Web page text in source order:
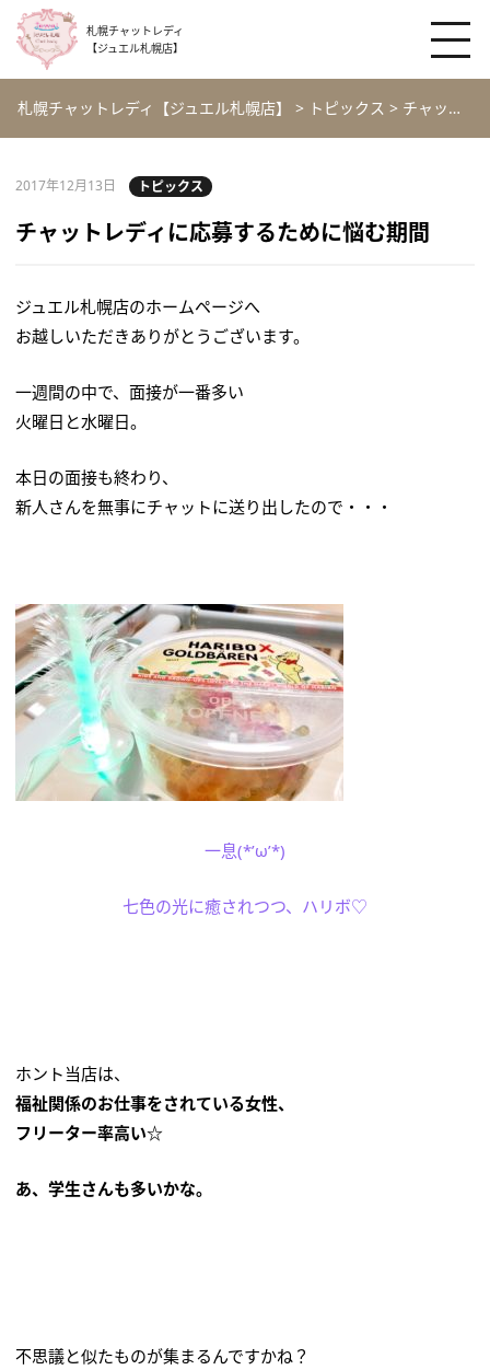
札幌チャットレディ
【ジュエル札幌店】
札幌チャットレディ【ジュエル札幌店】 > トピックス > チャットレディに応募するために悩む期間
2017年12月13日 トピックス
チャットレディに応募するために悩む期間
ジュエル札幌店のホームページへ
お越しいただきありがとうございます。
一週間の中で、面接が一番多い
火曜日と水曜日。
本日の面接も終わり、
新人さんを無事にチャットに送り出したので・・・
一息(*’ω’*)
七色の光に癒されつつ、ハリボ♡
ホント当店は、
福祉関係のお仕事をされている女性、
フリーター率高い☆
あ、学生さんも多いかな。
不思議と似たものが集まるんですかね？